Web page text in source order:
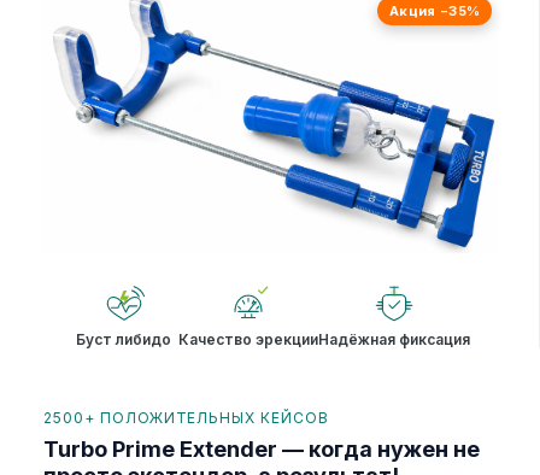
Акция −35%
Буст либидо Качество эрекцииНадёжная фиксация
2500+ ПОЛОЖИТЕЛЬНЫХ КЕЙСОВ
Turbo Prime Extender — когда нужен не